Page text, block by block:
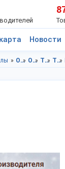
Новости
Отдых в Ярославская область Отдых в г.Рыбинск Туризм в Ярославская область Туризм в г.Рыбинск